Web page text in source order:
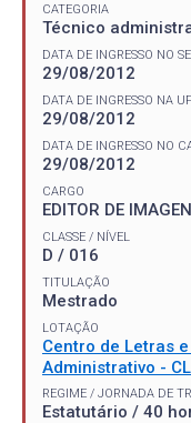
CATEGORIA
Técnico
DATA DE INGRESSO NO
29/08/2012
DATA DE INGRESSO NA
29/08/2012
DATA DE INGRESSO NO
29/08/2012
CARGO
EDITOR DE
CLASSE / NÍVEL
D / 016
TITULAÇÃO
Mestrado
LOTAÇÃO
Centro de Letras
Administrativo -
REGIME / JORNADA DE
Estatutário / 40